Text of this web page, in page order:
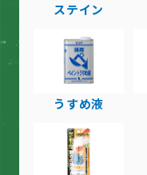
ステイン
うすめ液